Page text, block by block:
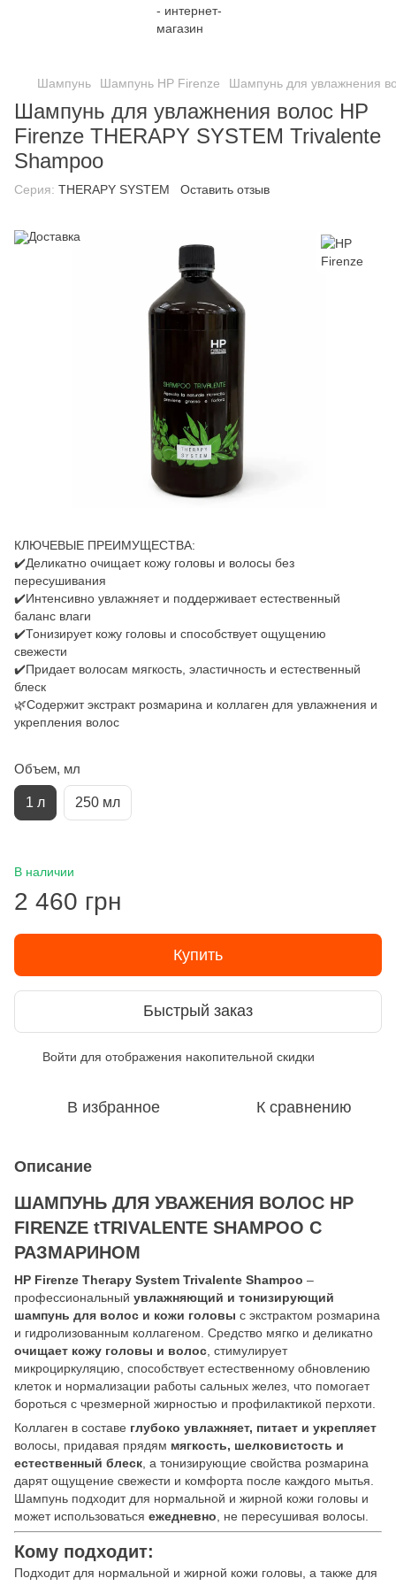
Шампунь Шампунь HP Firenze Шампунь для увлажнения
Шампунь для увлажнения волос HP
Firenze THERAPY SYSTEM Trivalente
Shampoo
Серия: THERAPY SYSTEM Оставить отзыв
КЛЮЧЕВЫЕ ПРЕИМУЩЕСТВА:
✔️Деликатно очищает кожу головы и волосы без
пересушивания
✔️Интенсивно увлажняет и поддерживает естественный
баланс влаги
✔️Тонизирует кожу головы и способствует ощущению
свежести
✔️Придает волосам мягкость, эластичность и естественный
блеск
🌿Содержит экстракт розмарина и коллаген для увлажнения и
укрепления волос
Объем, мл
1 л 250 мл
В наличии
2 460 грн
Купить
Быстрый заказ
Войти для отображения накопительной скидки
В избранное К сравнению
Описание
ШАМПУНЬ ДЛЯ УВАЖЕНИЯ ВОЛОС HP
FIRENZE tTRIVALENTE SHAMPOO С
РАЗМАРИНОМ
HP Firenze Therapy System Trivalente Shampoo –
профессиональный увлажняющий и тонизирующий
шампунь для волос и кожи головы с экстрактом розмарина
и гидролизованным коллагеном. Средство мягко и деликатно
очищает кожу головы и волос , стимулирует
микроциркуляцию, способствует естественному обновлению
клеток и нормализации работы сальных желез, что помогает
бороться с чрезмерной жирностью и профилактикой перхоти.
Коллаген в составе глубоко увлажняет, питает и укрепляет
волосы, придавая прядям мягкость, шелковистость и
естественный блеск , а тонизирующие свойства розмарина
дарят ощущение свежести и комфорта после каждого мытья.
Шампунь подходит для нормальной и жирной кожи головы и
может использоваться ежедневно , не пересушивая волосы.
Кому подходит:
Подходит для нормальной и жирной кожи головы, а также для